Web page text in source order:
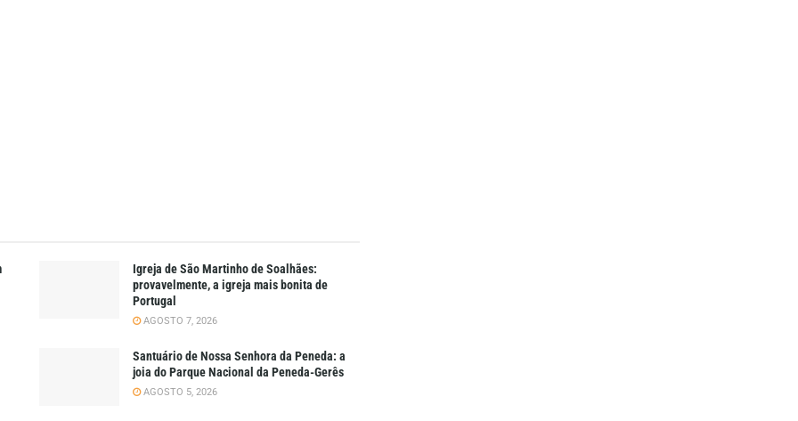
Igreja de São Martinho de Soalhães:
provavelmente, a igreja mais bonita de
Portugal
AGOSTO 7, 2026
Santuário de Nossa Senhora da Peneda: a
joia do Parque Nacional da Peneda-Gerês
AGOSTO 5, 2026